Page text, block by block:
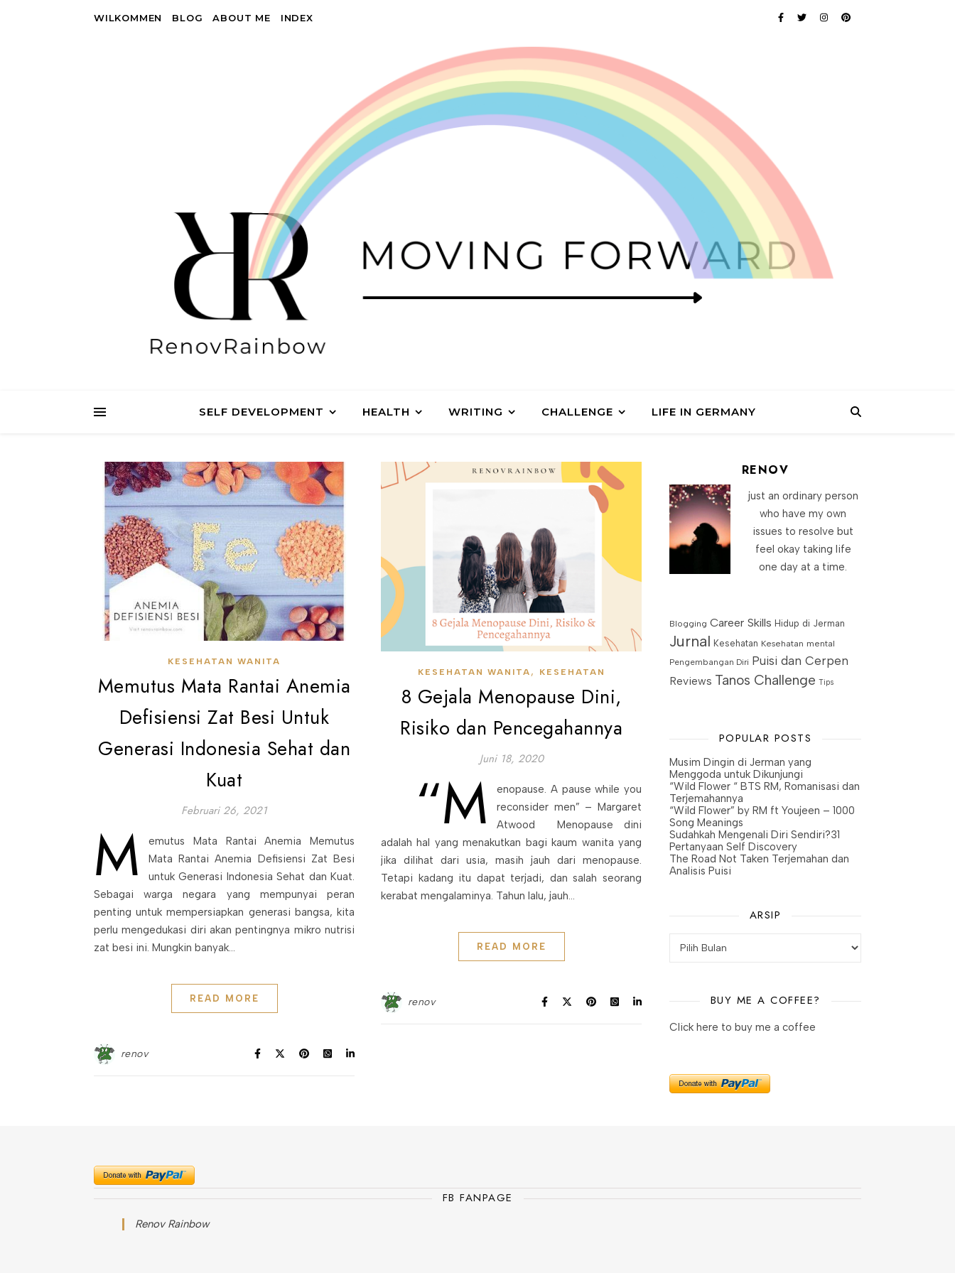
WILKOMMEN BLOG ABOUT ME INDEX
SELF DEVELOPMENT HEALTH WRITING CHALLENGE LIFE IN GERMANY
KESEHATAN WANITA
Memutus Mata Rantai Anemia
Defisiensi Zat Besi Untuk
Generasi Indonesia Sehat dan
Kuat
Februari 26, 2021
M
emutus Mata Rantai Anemia Memutus
Mata Rantai Anemia Defisiensi Zat Besi
untuk Generasi Indonesia Sehat dan Kuat.
Sebagai warga negara yang mempunyai peran
penting untuk mempersiapkan generasi bangsa, kita
perlu mengedukasi diri akan pentingnya mikro nutrisi
zat besi ini. Mungkin banyak…
READ MORE
renov
KESEHATAN WANITA , KESEHATAN
8 Gejala Menopause Dini,
Risiko dan Pencegahannya
Juni 18, 2020
“M
enopause. A pause while you
reconsider men” – Margaret
Atwood Menopause dini
adalah hal yang menakutkan bagi kaum wanita yang
jika dilihat dari usia, masih jauh dari menopause.
Tetapi kadang itu dapat terjadi, dan salah seorang
kerabat mengalaminya. Tahun lalu, jauh…
READ MORE
renov
RENOV
just an ordinary person
who have my own
issues to resolve but
feel okay taking life
one day at a time.
Blogging Career Skills Hidup di Jerman
Jurnal Kesehatan Kesehatan mental
Pengembangan Diri Puisi dan Cerpen
Reviews Tanos Challenge Tips
POPULAR POSTS
Musim Dingin di Jerman yang
Menggoda untuk Dikunjungi
“Wild Flower “ BTS RM, Romanisasi dan
Terjemahannya
“Wild Flower” by RM ft Youjeen – 1000
Song Meanings
Sudahkah Mengenali Diri Sendiri?31
Pertanyaan Self Discovery
The Road Not Taken Terjemahan dan
Analisis Puisi
ARSIP
BUY ME A COFFEE?
Click here to buy me a coffee
FB FANPAGE
Renov Rainbow